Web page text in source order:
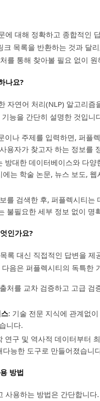
에 대해 정확하고 종합적인
크 목록을 반환하는 것과 달
를 통해 찾아볼 필요 없이
나요?
자연어 처리(NLP) 알고리
능을 간단히 설명한 것입니
이나 주제를 입력하면, 퍼플
용자가 찾고자 하는 정보를
방대한 데이터베이스와 다
는 학술 논문, 뉴스 보도,
를 검색한 후, 퍼플렉시티는
불필요한 세부 정보 없이 명
인가요?
록 대신 직접적인 답변을
음은 퍼플렉시티의 독특한
처를 교차 검증하고 고급 검
: 기술 전문 지식에 관계없
니다.
연구 및 역사적 데이터부터
능한 도구로 만들어졌습니
방법
사용하는 방법은 간단합니